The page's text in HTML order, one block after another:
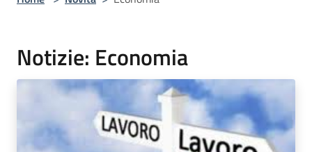
Notizie: Economia